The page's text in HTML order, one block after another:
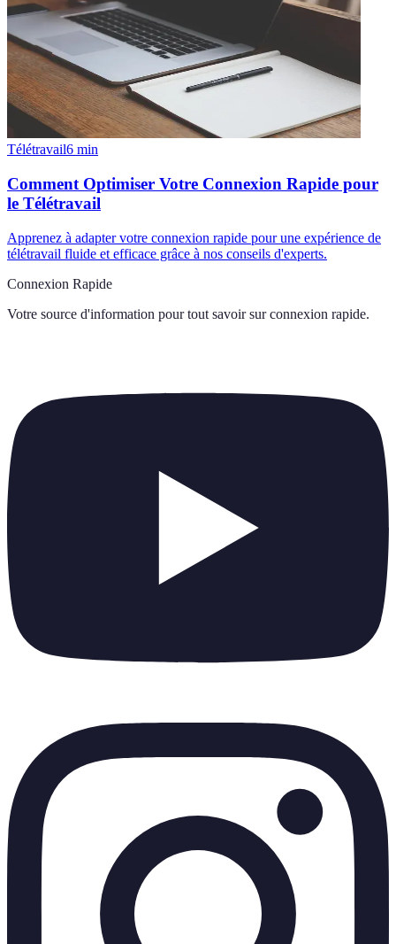
Télétravail6 min
Comment Optimiser Votre Connexion Rapide pour
le Télétravail
Apprenez à adapter votre connexion rapide pour une expérience de
télétravail fluide et efficace grâce à nos conseils d'experts.
Connexion Rapide
Votre source d'information pour tout savoir sur connexion rapide.